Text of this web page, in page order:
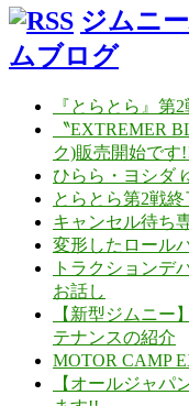
ジムニ
ムブログ
『とらとら』第
〝EXTREMER
ク)販売開始です
ひらら・ヨシダ
とらとら第2戦終
キャンセル待ち
変形したロール
トラクションデ
お話し
【新型ジムニー
テナンスの紹介
MOTOR CAMP
【オールジャパ